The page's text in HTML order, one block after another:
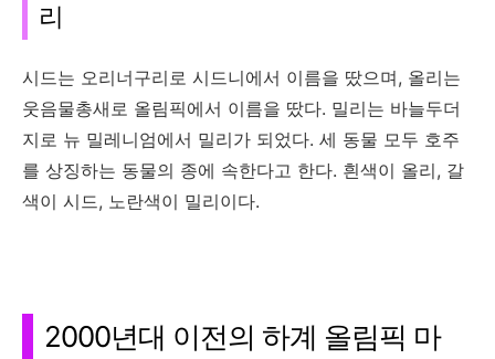
리
시드는 오리너구리로 시드니에서 이름을 땄으며, 올리는
웃음물총새로 올림픽에서 이름을 땄다. 밀리는 바늘두더
지로 뉴 밀레니엄에서 밀리가 되었다. 세 동물 모두 호주
를 상징하는 동물의 종에 속한다고 한다. 흰색이 올리, 갈
색이 시드, 노란색이 밀리이다.
2000년대 이전의 하계 올림픽 마